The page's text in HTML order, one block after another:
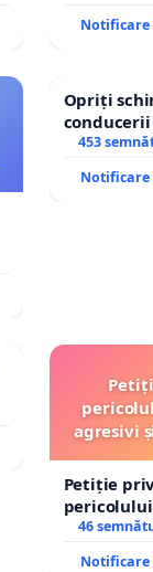
Notificare
Opriți
conducerii
453
Notificare
agresivi
Petiție
agresivi
46
Notificare